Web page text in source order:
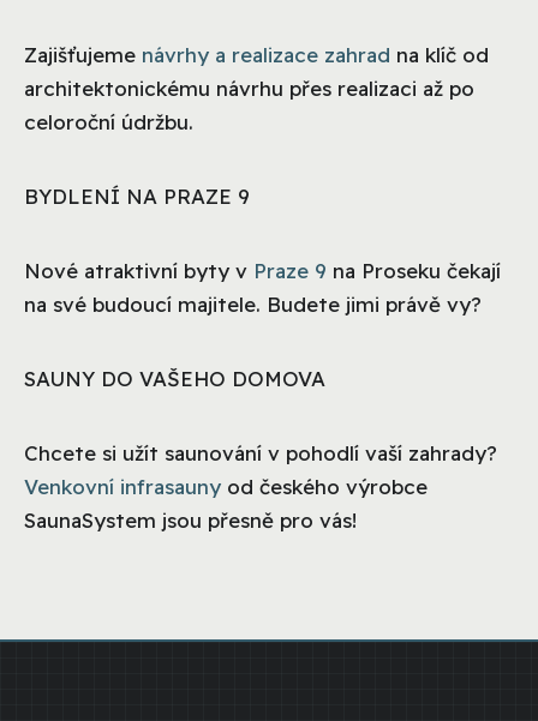
Zajišťujeme návrhy a realizace zahrad na klíč od
architektonickému návrhu přes realizaci až po
celoroční údržbu.
BYDLENÍ NA PRAZE 9
Nové atraktivní byty v Praze 9 na Proseku čekají
na své budoucí majitele. Budete jimi právě vy?
SAUNY DO VAŠEHO DOMOVA
Chcete si užít saunování v pohodlí vaší zahrady?
Venkovní infrasauny od českého výrobce
SaunaSystem jsou přesně pro vás!